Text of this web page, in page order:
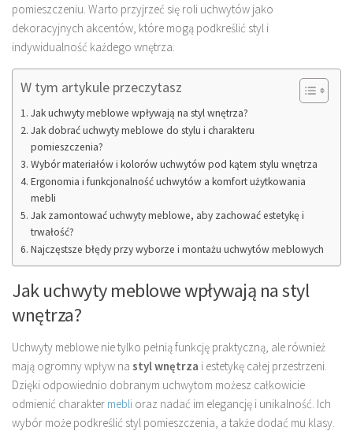
pomieszczeniu. Warto przyjrzeć się roli uchwytów jako
dekoracyjnych akcentów, które mogą podkreślić styl i
indywidualność każdego wnętrza.
W tym artykule przeczytasz
Jak uchwyty meblowe wpływają na styl wnętrza?
Jak dobrać uchwyty meblowe do stylu i charakteru
pomieszczenia?
Wybór materiałów i kolorów uchwytów pod kątem stylu wnętrza
Ergonomia i funkcjonalność uchwytów a komfort użytkowania
mebli
Jak zamontować uchwyty meblowe, aby zachować estetykę i
trwałość?
Najczęstsze błędy przy wyborze i montażu uchwytów meblowych
Jak uchwyty meblowe wpływają na styl
wnętrza?
Uchwyty meblowe nie tylko pełnią funkcję praktyczną, ale również
mają ogromny wpływ na styl wnętrza i estetykę całej przestrzeni.
Dzięki odpowiednio dobranym uchwytom możesz całkowicie
odmienić charakter mebli oraz nadać im elegancję i unikalność. Ich
wybór może podkreślić styl pomieszczenia, a także dodać mu klasy.